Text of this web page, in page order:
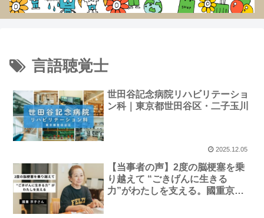
言語聴覚士
世田谷記念病院リハビリテーショ
ン科｜東京都世田谷区・二子玉川
2025.12.05
【当事者の声】2度の脳梗塞を乗
り越えて “ごきげんに生きる
力”がわたしを支える。國重京子